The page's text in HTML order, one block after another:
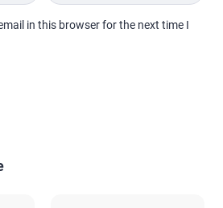
in this browser for the next time I